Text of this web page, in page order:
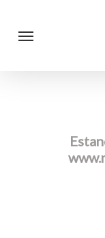
Menu